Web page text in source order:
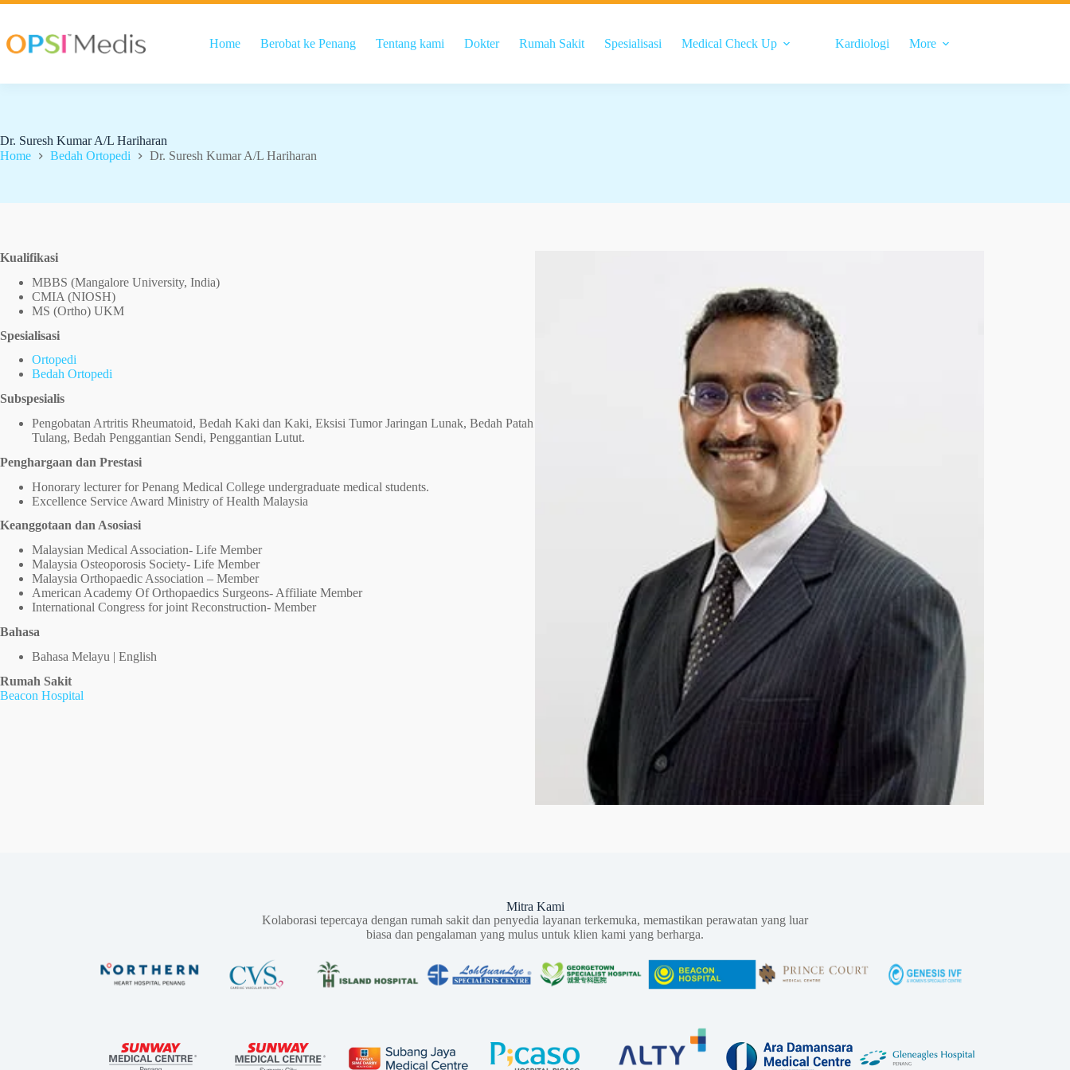
Home Berobat ke Penang Tentang kami Dokter Rumah Sakit Spesialisasi Medical Check Up Kardiologi More
Dr. Suresh Kumar A/L Hariharan
Home
Bedah Ortopedi Dr. Suresh Kumar A/L Hariharan
Kualifikasi
MBBS (Mangalore University, India)
CMIA (NIOSH)
MS (Ortho) UKM
Spesialisasi
Ortopedi
Bedah Ortopedi
Subspesialis
Pengobatan Artritis Rheumatoid, Bedah Kaki dan Kaki, Eksisi Tumor Jaringan Lunak, Bedah Patah
Tulang, Bedah Penggantian Sendi, Penggantian Lutut.
Penghargaan dan Prestasi
Honorary lecturer for Penang Medical College undergraduate medical students.
Excellence Service Award Ministry of Health Malaysia
Keanggotaan dan Asosiasi
Malaysian Medical Association- Life Member
Malaysia Osteoporosis Society- Life Member
Malaysia Orthopaedic Association – Member
American Academy Of Orthopaedics Surgeons- Affiliate Member
International Congress for joint Reconstruction- Member
Bahasa
Bahasa Melayu | English
Rumah Sakit
Beacon Hospital
Mitra Kami
Kolaborasi tepercaya dengan rumah sakit dan penyedia layanan terkemuka, memastikan perawatan yang luar
biasa dan pengalaman yang mulus untuk klien kami yang berharga.